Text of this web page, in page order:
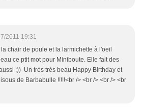
2011 19:31
chair de poule et la larmichette à l'oeil
ce ptit mot pour Miniboute. Elle fait des
;)) Un très très beau Happy Birthday et
de Barbabulle !!!!!<br /> <br /> <br /> <br